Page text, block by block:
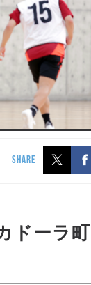
SHARE
ドーラ町